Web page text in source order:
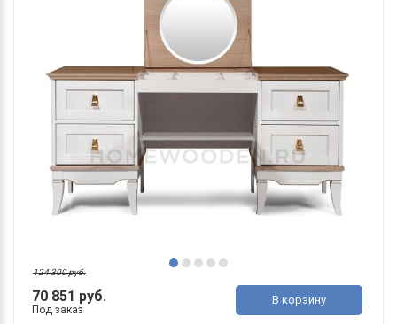
70 851 руб.
124 300 руб.
Под заказ
В корзину